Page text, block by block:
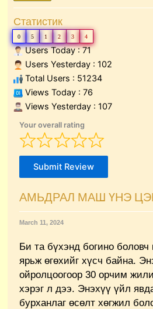
Статистик
0 5 1 2 3 4
Users Today : 71
Users Yesterday : 102
Total Users : 51234
Views Today : 76
Views Yesterday : 107
Your overall rating
Submit Review
АМЬДРАЛ МАШ ҮНЭ
March 11, 2024
Би та бүхэнд богино боловч
ярьж өгөхийг хүсч байна.
ойролцоогоор 30 орчим
хэрэг л дээ. Энэхүү үйл
бурханлаг өсөлт хөгжил